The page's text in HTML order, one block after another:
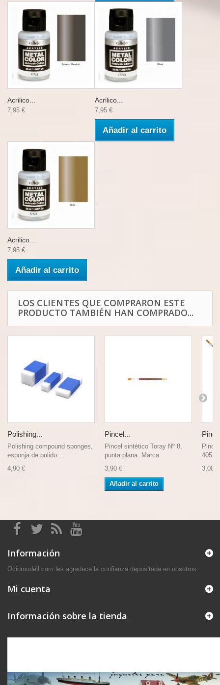
Acrilico...
7,95 €
Acrilico...
7,95 €
Añadir al carrito
Acrilico...
7,95 €
Añadir al carrito
LOS CLIENTES QUE COMPRARON ESTE
PRODUCTO TAMBIÉN HAN COMPRADO...
Polishing...
Polishing compound sponges,
esponja de pulido....
4,90 €
Pincel...
Pincel sintético Toray Nº 8,
punta plana. Marca...
3,90 €
Añadir al carrito
405,
3,00 €
Información
Ociomodell.com les agradece la confianza depositada en nosotros.
Mi cuenta
Información sobre la tienda